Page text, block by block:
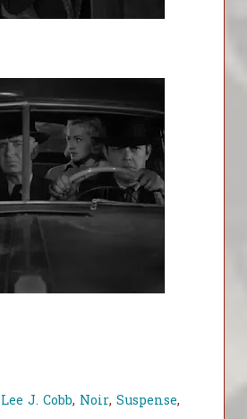
Lee J. Cobb, Noir, Suspense,